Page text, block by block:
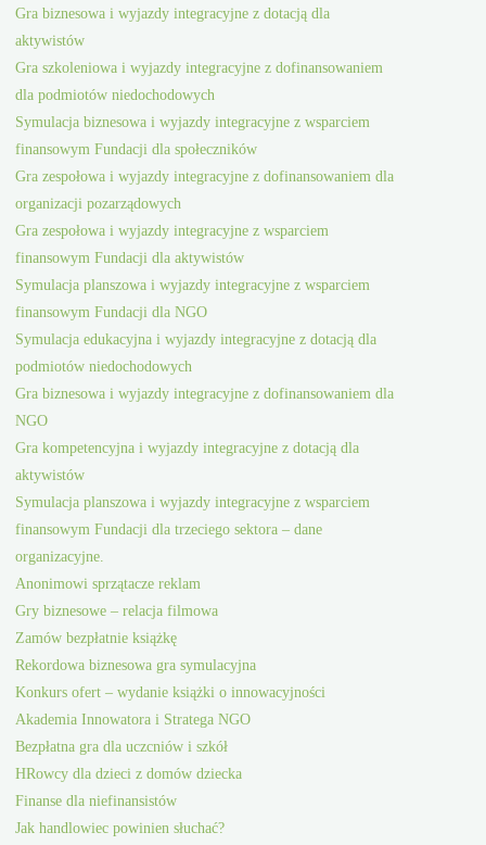
Gra biznesowa i wyjazdy integracyjne z dotacją dla
aktywistów
Gra szkoleniowa i wyjazdy integracyjne z dofinansowaniem
dla podmiotów niedochodowych
Symulacja biznesowa i wyjazdy integracyjne z wsparciem
finansowym Fundacji dla społeczników
Gra zespołowa i wyjazdy integracyjne z dofinansowaniem dla
organizacji pozarządowych
Gra zespołowa i wyjazdy integracyjne z wsparciem
finansowym Fundacji dla aktywistów
Symulacja planszowa i wyjazdy integracyjne z wsparciem
finansowym Fundacji dla NGO
Symulacja edukacyjna i wyjazdy integracyjne z dotacją dla
podmiotów niedochodowych
Gra biznesowa i wyjazdy integracyjne z dofinansowaniem dla
NGO
Gra kompetencyjna i wyjazdy integracyjne z dotacją dla
aktywistów
Symulacja planszowa i wyjazdy integracyjne z wsparciem
finansowym Fundacji dla trzeciego sektora – dane
organizacyjne.
Anonimowi sprzątacze reklam
Gry biznesowe – relacja filmowa
Zamów bezpłatnie książkę
Rekordowa biznesowa gra symulacyjna
Konkurs ofert – wydanie książki o innowacyjności
Akademia Innowatora i Stratega NGO
Bezpłatna gra dla uczcniów i szkół
HRowcy dla dzieci z domów dziecka
Finanse dla niefinansistów
Jak handlowiec powinien słuchać?